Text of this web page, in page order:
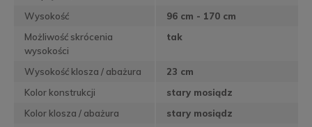
Wysokość
96 cm - 170 cm
Możliwość skrócenia
wysokości
tak
Wysokość klosza / abażura
23 cm
Kolor konstrukcji
stary mosiądz
Kolor klosza / abażura
stary mosiądz